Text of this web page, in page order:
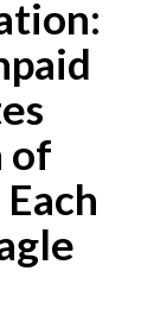
DURING
AFTER
HE
FOR
A
吸
血
鬼
更
可
怕
的
of